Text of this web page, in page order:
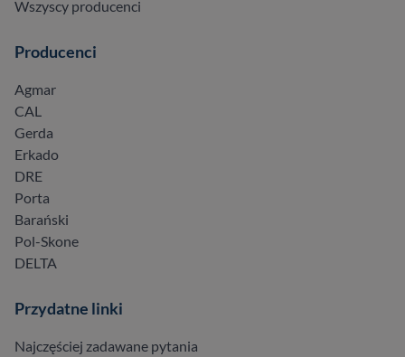
Wszyscy producenci
Producenci
Agmar
CAL
Gerda
Erkado
DRE
Porta
Barański
Pol-Skone
DELTA
Przydatne linki
Najczęściej zadawane pytania